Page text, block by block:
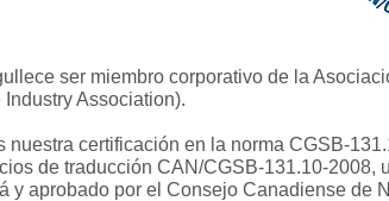
ser miembro corporativo de la
Industry Association).
nuestra certificación en la norma
de traducción CAN/
y aprobado por el Consejo Canadiense de